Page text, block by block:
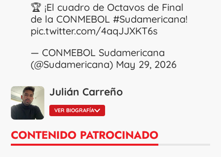
🏆 ¡El cuadro de Octavos de Final
de la CONMEBOL#Sudamericana!
pic.twitter.com/4aqJJXKT6s
— CONMEBOL Sudamericana
(@Sudamericana) May 29, 2026
Julián Carreño
VER BIOGRAFÍA
CONTENIDO PATROCINADO